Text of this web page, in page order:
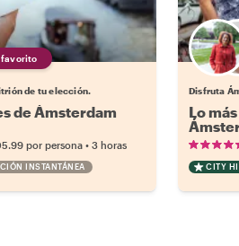
favorito
de tu elección.
de Ámsterdam
por persona • 3 horas
INSTANTÁNEA
Disfruta
Lo
CITY